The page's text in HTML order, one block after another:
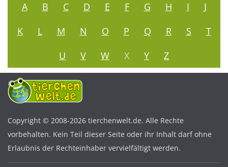
A B C D E F G H I
J
K
L M N O P Q R S
T
U
V W X Y Z
Copyright © 2008-2026 tierchenwelt.de. Alle Rechte
vorbehalten. Kein Teil dieser Seite oder ihr Inhalt darf ohne
Erlaubnis der Rechteinhaber vervielfältigt werden.